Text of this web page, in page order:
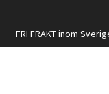
FRI FRAKT inom